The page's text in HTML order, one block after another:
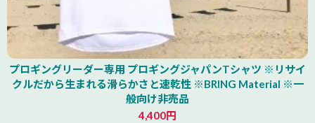
プロギングリーダー専用 プロギングジャパンTシャツ ※リサイ
クルだから生まれる滑らかさと速乾性 ※BRING Material ※一
般向け非売品
4,400円